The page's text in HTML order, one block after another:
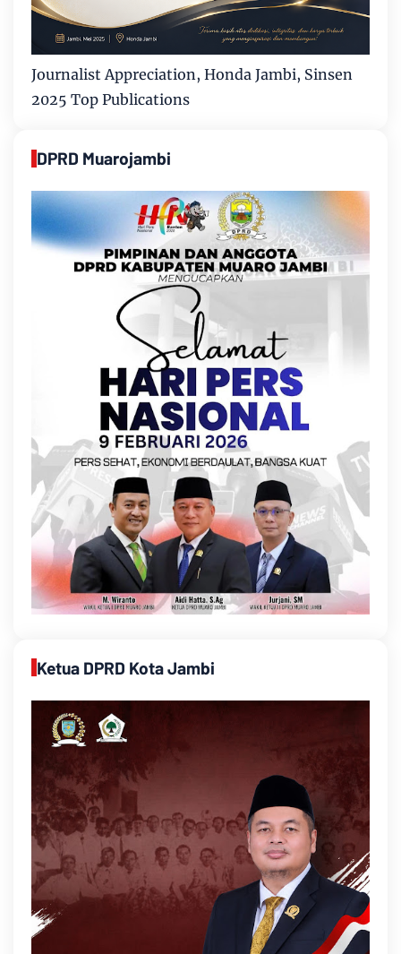
Journalist Appreciation, Honda Jambi, Sinsen
2025 Top Publications
DPRD Muarojambi
Ketua DPRD Kota Jambi